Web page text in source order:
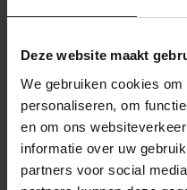
Deze website maakt
We gebruiken cookies
personaliseren, om
en om ons
informatie over uw
partners voor social
SHOP NU